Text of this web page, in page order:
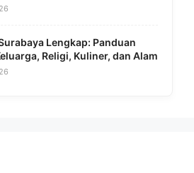
Lengkap: Panduan
Religi, Kuliner, dan Alam